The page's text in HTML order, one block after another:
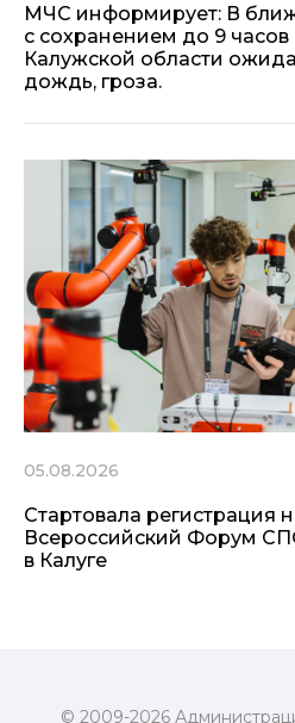
МЧС информирует: В
с сохранением до 9
Калужской области
дождь, гроза.
05.08.2026
Стартовала регистрация
Всероссийский Форум
в Калуге
© 2009-2026